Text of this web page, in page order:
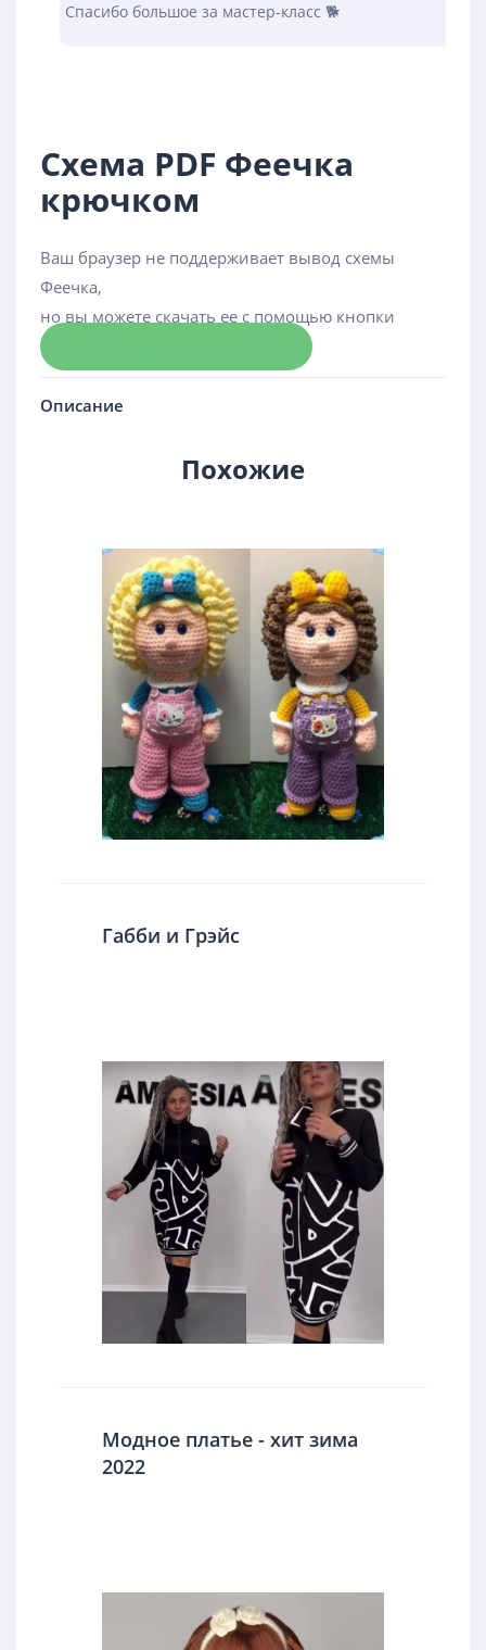
Спасибо большое за мастер-класс 🐕
Схема PDF Феечка
крючком
Ваш браузер не поддерживает вывод схемы
Феечка,
но вы можете скачать ее с помощью кнопки
Описание
Похожие
Габби и Грэйс
Модное платье - хит зима
2022